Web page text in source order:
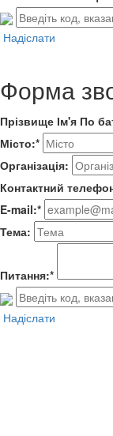
Надіслати
Форма
Прізвище Ім'я По
Місто:*
Організація:
Контактний
E-mail:*
Тема:
Питання:*
Надіслати